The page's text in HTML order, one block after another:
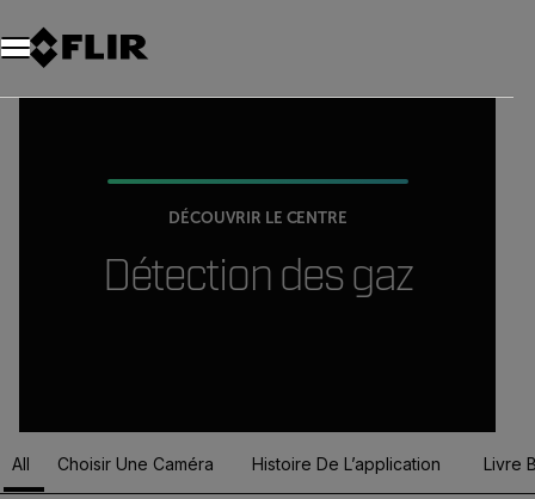
Unread messages
Modèle
Supprimer
articles
article
Ajouter au panier
Ajouté au panier
DÉCOUVRIR LE CENTRE
Détection des gaz
Article Listing
All Choisir Une Caméra Histoire De L’application Livre